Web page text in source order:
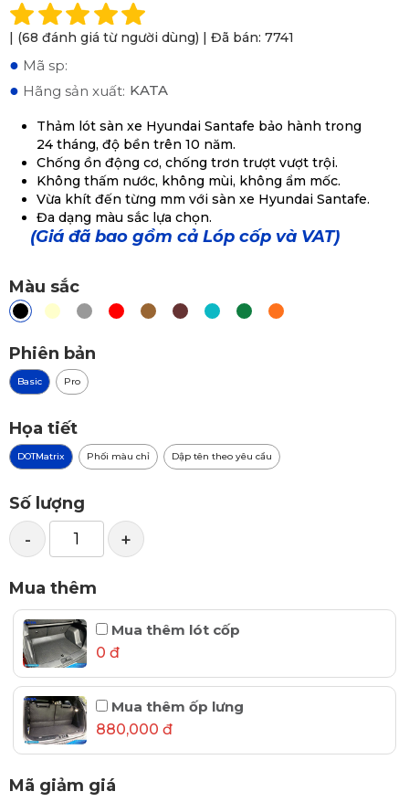
| (68 đánh giá từ người dùng) | Đã bán: 7741
● Mã sp:
● Hãng sản xuất: KATA
Thảm lót sàn xe Hyundai Santafe bảo hành trong
24 tháng, độ bền trên 10 năm.
Chống ồn động cơ, chống trơn trượt vượt trội.
Không thấm nước, không mùi, không ẩm mốc.
Vừa khít đến từng mm với sàn xe Hyundai Santafe.
Đa dạng màu sắc lựa chọn.
(Giá đã bao gồm cả Lóp cốp và VAT)
Màu sắc
Phiên bản
Basic Pro
Họa tiết
DOTMatrix Phối màu chỉ Dập tên theo yêu cầu
Số lượng
- +
Mua thêm
Mua thêm lót cốp
0 đ
Mua thêm ốp lưng
880,000 đ
Mã giảm giá